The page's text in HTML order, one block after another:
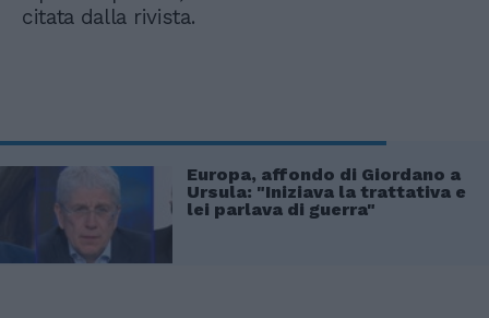
citata dalla rivista.
Europa, affondo di Giordano a
Ursula: "Iniziava la trattativa e
lei parlava di guerra"